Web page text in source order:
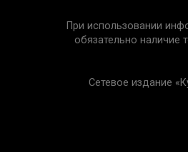
При использовании
обязательно наличие
Сетевое издание